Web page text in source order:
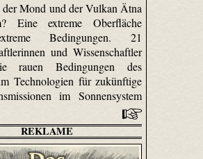
der Mond und der Vulkan Ätna
Eine extreme Oberfläche
Bedingungen. 21
und Wissenschaftler
rauen Bedingungen des
Technologien für zukünftige
im Sonnensystem
REKLAME